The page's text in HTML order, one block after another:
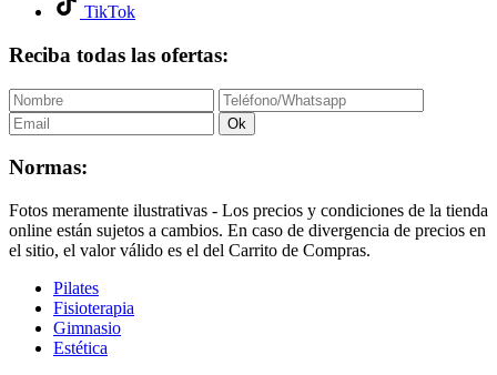
TikTok
Reciba todas las ofertas:
Ok
Normas:
Fotos meramente ilustrativas - Los precios y condiciones de la tienda
online están sujetos a cambios. En caso de divergencia de precios en
el sitio, el valor válido es el del Carrito de Compras.
Pilates
Fisioterapia
Gimnasio
Estética